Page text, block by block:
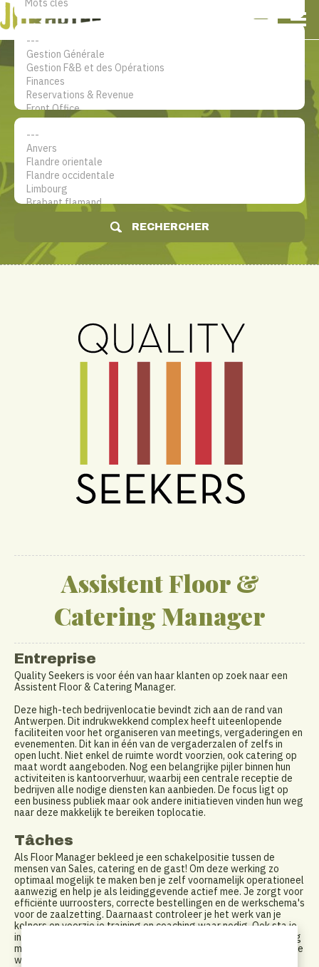
Le site d'emploi dans le secteur
hôtelier
RECHERCHER
Assistent Floor &
Catering Manager
Entreprise
Quality Seekers is voor één van haar klanten op zoek naar een
Assistent Floor & Catering Manager.
Deze high-tech bedrijvenlocatie bevindt zich aan de rand van
Antwerpen. Dit indrukwekkend complex heeft uiteenlopende
faciliteiten voor het organiseren van meetings, vergaderingen en
evenementen. Dit kan in één van de vergaderzalen of zelfs in
open lucht. Niet enkel de ruimte wordt voorzien, ook catering op
maat wordt aangeboden. Nog een belangrijke pijler binnen hun
activiteiten is kantoorverhuur, waarbij een centrale receptie de
bedrijven alle nodige diensten kan aanbieden. De focus ligt op
een business publiek maar ook andere initiatieven vinden hun weg
naar deze makkelijk te bereiken toplocatie.
Tâches
Als Floor Manager bekleed je een schakelpositie tussen de
mensen van Sales, catering en de gast! Om deze werking zo
optimaal mogelijk te maken ben je zelf voornamelijk operationeel
aanwezig en help je als leidinggevende actief mee. Je zorgt voor
efficiënte uurroosters, correcte bestellingen en de werkschema's
voor de zaalzetting. Daarnaast controleer je het werk van je
kelners en voorzie je training en coaching waar nodig. Ook sta je
in voor de algemene orde en netheid en coördineer je de catering
materialen. Bovenal zorg je er voor dat alles verloopt volgens de
wens van de klant.